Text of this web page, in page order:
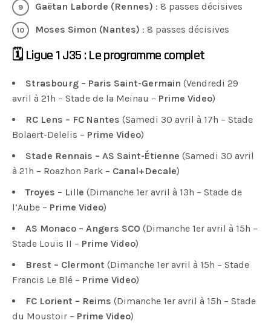
Gaëtan Laborde (Rennes) : 8 passes décisives
Moses Simon (Nantes) : 8 passes décisives
🗓 Ligue 1 J35 : Le programme complet
Strasbourg – Paris Saint-Germain (Vendredi 29
avril à 21h – Stade de la Meinau – Prime Video)
RC Lens – FC Nantes (Samedi 30 avril à 17h – Stade
Bolaert-Delelis – Prime Video)
Stade Rennais – AS Saint-Étienne (Samedi 30 avril
à 21h – Roazhon Park – Canal+Decale)
Troyes – Lille (Dimanche 1er avril à 13h – Stade de
l’Aube – Prime Video)
AS Monaco – Angers SCO (Dimanche 1er avril à 15h –
Stade Louis II – Prime Video)
Brest – Clermont (Dimanche 1er avril à 15h – Stade
Francis Le Blé – Prime Video)
FC Lorient – Reims (Dimanche 1er avril à 15h – Stade
du Moustoir – Prime Video)